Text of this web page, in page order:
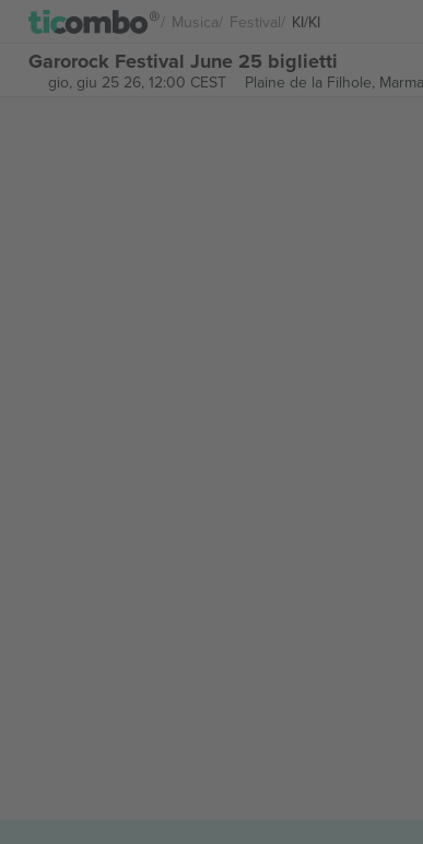
Musica Festival KI/KI
Garorock Festival June 25 biglietti
gio, giu 25 26, 12:00 CEST Plaine de la Filhole,